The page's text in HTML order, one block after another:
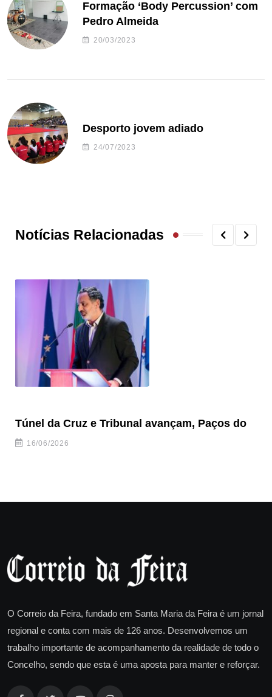
Formação ‘Body Percussion’ com
Pedro Almeida
20/03/2023
Desporto jovem adiado
24/07/2023
Notícias Relacionadas
Túnel da Cruz e Tribunal avançam, Paços do
16/06/2026
O Correio da Feira, fundado em Santa Maria da Feira é um jornal
regional e conta com mais de 126 anos. Desenvolvemos um
trabalho importante de acompanhamento da realidade de todo o
Concelho, sendo que esta é uma aposta para manter e reforçar.